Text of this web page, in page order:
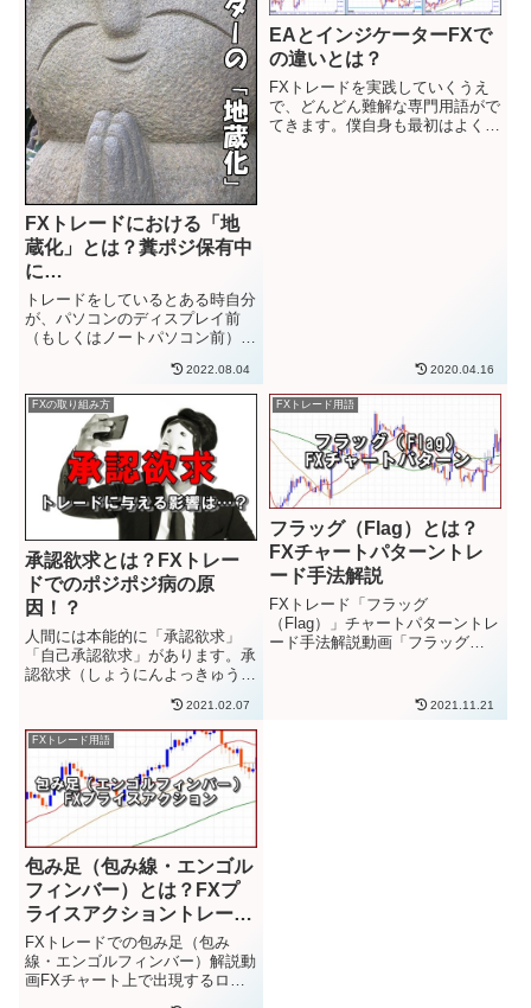
FXトレードにおける「地
蔵化」とは？糞ポジ保有中
に…
トレードをしているとある時自分
が、パソコンのディスプレイ前
（もしくはノートパソコン前）で
に気付きます。スマホでトレード
する場合は、スマホの前で動けな
い状態でしょうか。そういう状態
を、「地蔵化（じぞうか）」と呼
2022.08.04
EAとインジケーターFXで
の違いとは？
FXトレードを実践していくうえ
で、どんどん難解な専門用語がで
てきます。僕自身も最初はよくわ
2020.04.16
FXの取り組み方
承認欲求とは？FXトレー
ドでのポジポジ病の原
因！？
人間には本能的に「承認欲求」
「自己承認欲求」があります。承
認欲求（しょうにんよっきゅう）
自分を価値ある存在として認めた
い」という欲求であり、「尊敬・
自尊の欲求」とも呼ばれる。参
照：wikipedia「承認欲求」...
2021.02.07
FXトレード用語
フラッグ（Flag）とは？
FXチャートパターントレ
ード手法解説
FXトレード「フラッグ
（Flag）」チャートパターントレ
ード手法解説動画「フラッグ
動きが形成する形が棒付きの
「旗」を持っているように見える
2021.11.21
FXトレード用語
包み足（包み線・エンゴル
フィンバー）とは？FXプ
ライスアクショントレード
活用手法解説
FXトレードでの包み足（包み
線・エンゴルフィンバー）解説動
画FXチャート上で出現するロウ